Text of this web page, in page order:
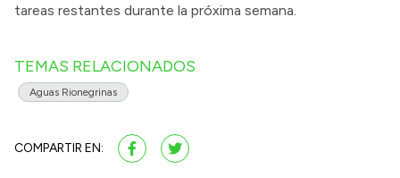
tareas restantes durante la próxima semana.
TEMAS RELACIONADOS
Aguas Rionegrinas
COMPARTIR EN: